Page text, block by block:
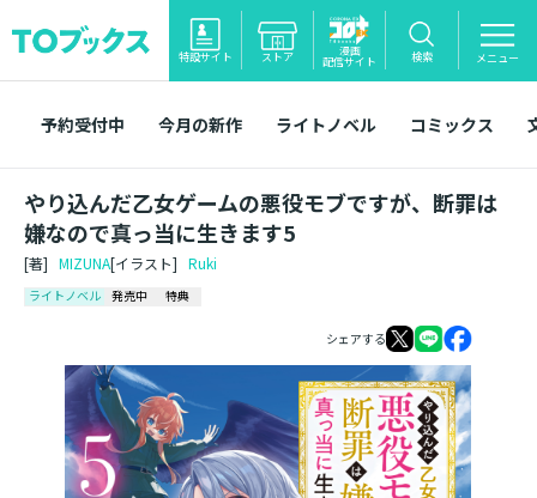
特設サイト ストア 漫画
配信サイト 検索 メニュー
予約受付中 今月の新作 ライトノベル コミックス
やり込んだ乙女ゲームの悪役モブですが、断罪は
嫌なので真っ当に生きます5
[著] MIZUNA[イラスト] Ruki
ライトノベル 発売中 特典
シェアする